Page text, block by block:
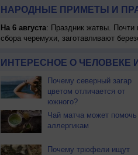
НАРОДНЫЕ ПРИМЕТЫ И
На 6 августа: Праздник жатвы. Почти
сбора черемухи, заготавливают
ИНТЕРЕСНОЕ О ЧЕЛОВЕКЕ
Почему северный загар
цветом отличается от
южного?
Чай матча может помочь
аллергикам
Почему трюфели ищут